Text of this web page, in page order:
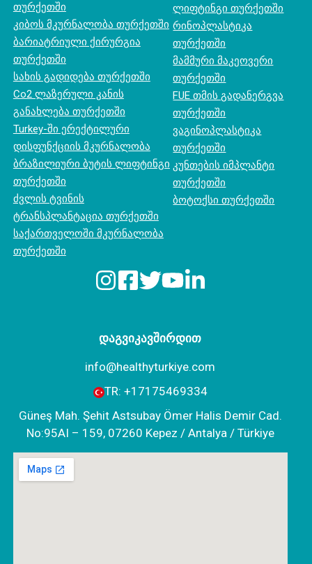
თურქეთში
კიბოს მკურნალობა თურქეთში
ბარიატრიული ქირურგია
თურქეთში
სახის გადიდება თურქეთში
Co2 ლაზერული კანის
განახლება თურქეთში
Turkey-ში ერექტილური
დისფუნქციის მკურნალობა
ბრაზილიური ბუტის ლიფტინგი
თურქეთში
ძვლის ტვინის
ტრანსპლანტაცია თურქეთში
საქართველოში მკურნალობა
თურქეთში
ლიფტინგი თურქეთში
რინოპლასტიკა
თურქეთში
მამმური მაკეოვერი
თურქეთში
FUE თმის გადანერგვა
თურქეთში
ვაგინოპლასტიკა
თურქეთში
კუნთების იმპლანტი
თურქეთში
ბოტოქსი თურქეთში
დაგვიკავშირდით
info@healthyturkiye.com
TR: +‪17175469334‬
Güneş Mah. Şehit Astsubay Ömer Halis Demir Cad.
No:95AI – 159, 07260 Kepez / Antalya / Türkiye